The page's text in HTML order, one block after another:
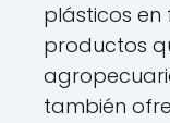
plásticos
productos
también